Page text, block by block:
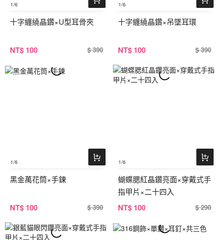
1/6
十字纏繞晶鑽×U型耳骨夾
NT$ 100 $ 390
1/6
十字纏繞晶鑽×吊墜耳環
NT$ 100 $ 390
1/6
黑金萬花筒×手鍊
NT$ 100 $ 390
1/6
蝴蝶腮紅晶鑽亮面×穿戴式手
指甲片×二十四入
NT$ 100 $ 290